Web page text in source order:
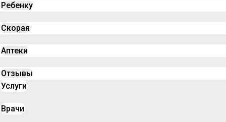
Ребенку
Скорая
Аптеки
Отзывы
Услуги
Врачи